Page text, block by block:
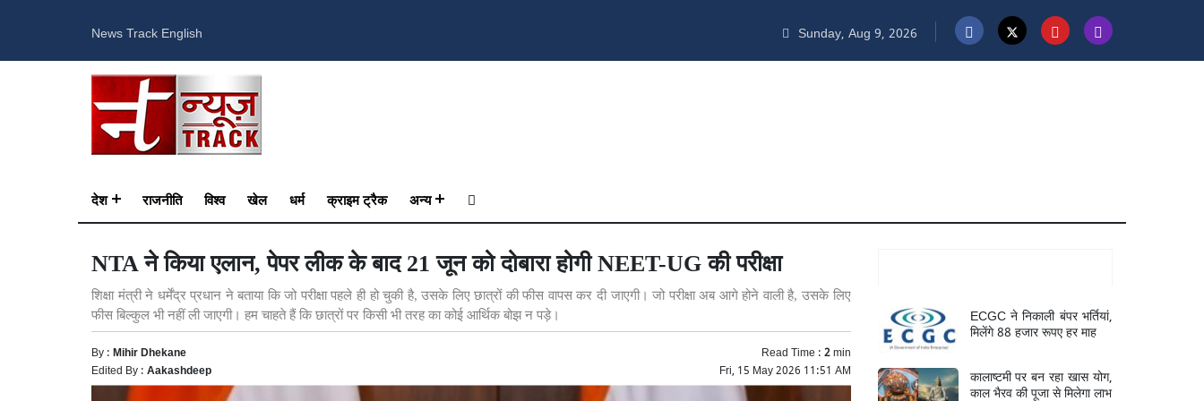
News Track English Sunday, Aug 9, 2026
देश राजनीति विश्व खेल धर्म क्राइम ट्रैक अन्य
NTA ने किया एलान, पेपर लीक के बाद 21 जून को दोबारा होगी NEET-UG की परीक्षा
शिक्षा मंत्री ने धर्मेंद्र प्रधान ने बताया कि जो परीक्षा पहले ही हो चुकी है, उसके लिए छात्रों की फीस वापस कर दी जाएगी। जो परीक्षा अब आगे होने वाली है, उसके लिए
फीस बिल्कुल भी नहीं ली जाएगी। हम चाहते हैं कि छात्रों पर किसी भी तरह का कोई आर्थिक बोझ न पड़े।
By :Mihir Dhekane Read Time :2min
Edited By :Aakashdeep Fri, 15 May 2026 11:51 AM
ECGC ने निकाली बंपर भर्तियां,
मिलेंगे 88 हजार रूपए हर माह
कालाष्टमी पर बन रहा खास योग,
काल भैरव की पूजा से मिलेगा लाभ